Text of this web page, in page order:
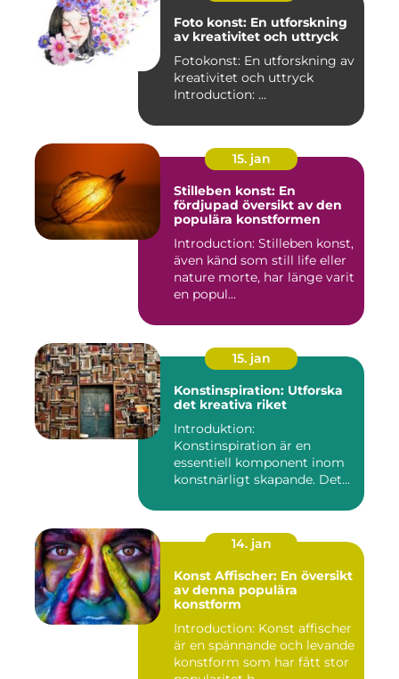
Foto konst: En utforskning
av kreativitet och uttryck
Fotokonst: En utforskning av
kreativitet och uttryck
Introduction: ...
15. jan
Stilleben konst: En
fördjupad översikt av den
populära konstformen
Introduction: Stilleben konst,
även känd som still life eller
nature morte, har länge varit
en popul...
15. jan
Konstinspiration: Utforska
det kreativa riket
Introduktion:
Konstinspiration är en
essentiell komponent inom
konstnärligt skapande. Det
14. jan
Konst Affischer: En översikt
av denna populära
konstform
Introduction: Konst affischer
är en spännande och levande
konstform som har fått stor